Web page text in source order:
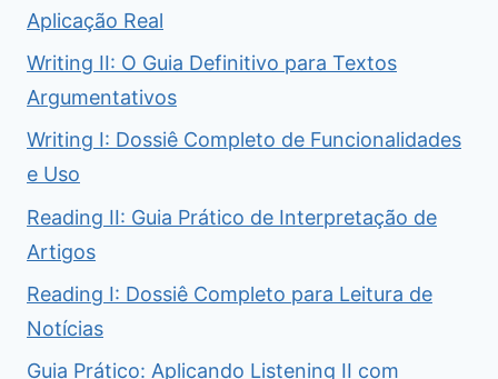
Aplicação Real
Writing II: O Guia Definitivo para Textos
Argumentativos
Writing I: Dossiê Completo de Funcionalidades
e Uso
Reading II: Guia Prático de Interpretação de
Artigos
Reading I: Dossiê Completo para Leitura de
Notícias
Guia Prático: Aplicando Listening II com